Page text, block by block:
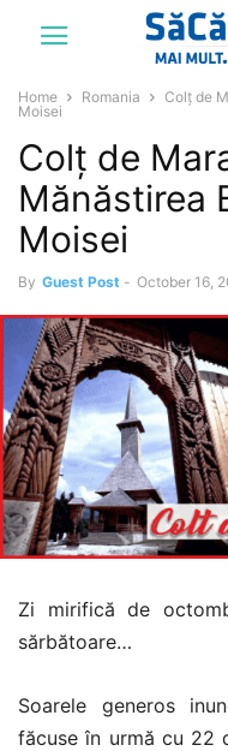
Home Romania
Colț de
Moisei
Colț de
Mănăstirea
Moisei
By Guest Post - October 16,
Zi mirifică de
sărbătoare…
Soarele generos
făcuse în urmă cu 22